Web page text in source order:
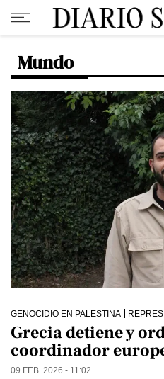
Mundo
GENOCIDIO EN PALESTINA
Grecia detiene y
coordinador
09 FEB. 2026 - 11:02